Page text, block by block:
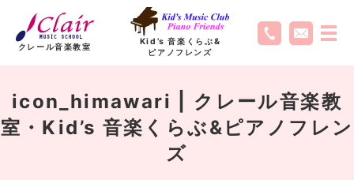
クレール音楽教室
Kid’s 音楽くらぶ&
ピアノフレンズ
icon_himawari | クレール音楽教
室・Kid’s 音楽くらぶ&ピアノフレン
ズ